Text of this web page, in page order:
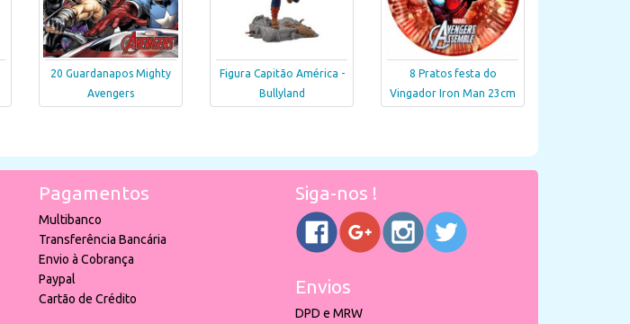
20 Guardanapos Mighty
Avengers
Figura Capitão América -
Bullyland
8 Pratos festa do
Vingador Iron Man 23cm
Pagamentos
Multibanco
Transferência Bancária
Envio à Cobrança
Paypal
Cartão de Crédito
Siga-nos !
Envios
DPD e MRW